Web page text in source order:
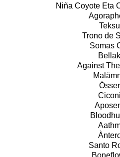
Niña Coyote Eta
Trono de
Somas
Against
Santo